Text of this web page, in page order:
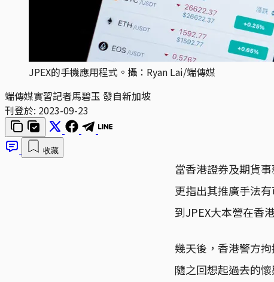
JPEX的手機應用程式。攝：Ryan Lai/端傳媒
端傳媒實習記者馬碧玉 發自新加坡
刊登於: 2023-09-23
收藏
當香港證券及期貨
更指出其推廣手法
到JPEX大本營在香
幾天後，香港警方
隨之回想起過去的